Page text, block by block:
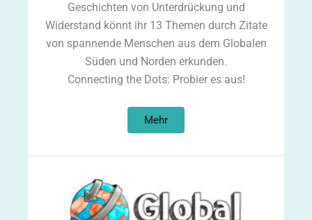
Geschichten von Unterdrückung und
Widerstand könnt ihr 13 Themen durch Zitate
von spannende Menschen aus dem Globalen
Süden und Norden erkunden.
Connecting the Dots: Probier es aus!
Mehr